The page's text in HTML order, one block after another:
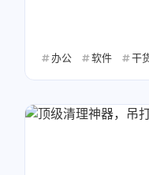
办公 软件 干